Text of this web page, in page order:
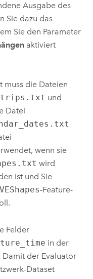
Ausgabe des
Sie dazu das
Sie den Parameter
aktiviert
muss die Dateien
trips.txt und
Datei
wenn sie
wird
ist und Sie
-Feature-
Felder
in der
Damit der Evaluator
Dataset